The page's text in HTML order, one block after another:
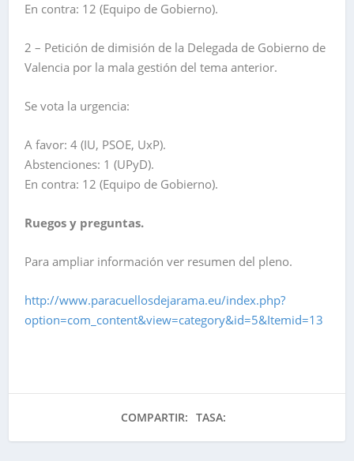
En contra: 12 (Equipo de Gobierno).
2 – Petición de dimisión de la Delegada de Gobierno de
Valencia por la mala gestión del tema anterior.
Se vota la urgencia:
A favor: 4 (IU, PSOE, UxP).
Abstenciones: 1 (UPyD).
En contra: 12 (Equipo de Gobierno).
Ruegos y preguntas.
Para ampliar información ver resumen del pleno.
http://www.paracuellosdejarama.eu/index.php?
option=com_content&view=category&id=5&Itemid=13
COMPARTIR: TASA: